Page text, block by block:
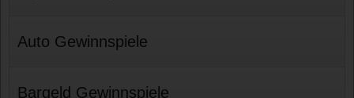
Auto Gewinnspiele
Bargeld Gewinnspiele